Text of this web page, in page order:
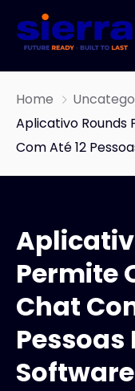
ABOUT
IT
Services
END TO END
AUTOMATED
MANAGED
IOT
OneConnect
Our Story
Home
Aplicativo Rounds
Com Até 12
Permite
Chat